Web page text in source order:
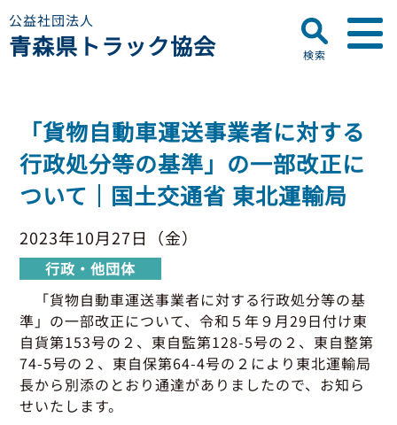
公益社団法人
青森県トラック協会
プロフィール
ディスクロージャー
会員名簿
お知らせ ▼
青森県トラック協会
行政・他団体
助成・補助金
適正化事業
セミナー・研修
適正化事業
適正化事業について
Gマーク制度について
巡回指導について
運行管理者・整備管理者
会員専用ページ ▼
初任運転者特別指導教育
グッドラーニング
一般の皆さまへ
検索
「貨物自動車運送事業者に対する
行政処分等の基準」の一部改正に
ついて｜国土交通省 東北運輸局
2023年10月27日（金）
行政・他団体
「貨物自動車運送事業者に対する行政処分等の基
準」の一部改正について、令和５年９月29日付け東
自貨第153号の２、東自監第128-5号の２、東自整第
74-5号の２、東自保第64-4号の２により東北運輸局
長から別添のとおり通達がありましたので、お知ら
せいたします。